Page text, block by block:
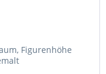
Figurenhöhe